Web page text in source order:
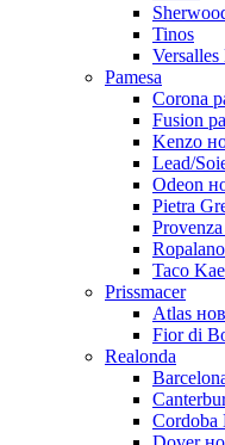
Tinos
Pamesa
Corona
Fusion
Kenzo
Lead/
Odeon
Pietra
Taco
Prissmacer
Atlas
Fior di
Realonda
Cordoba